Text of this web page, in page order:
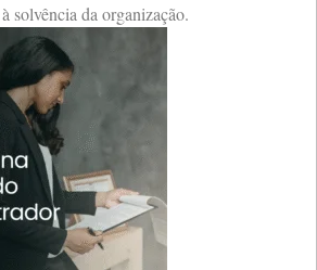
solvência da organização.